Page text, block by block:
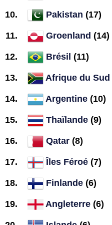
Pakistan (17)
Groenland (14)
Brésil (11)
Afrique du Sud
Argentine (10)
Thaïlande (9)
Qatar (8)
Îles Féroé (7)
Finlande (6)
Angleterre (6)